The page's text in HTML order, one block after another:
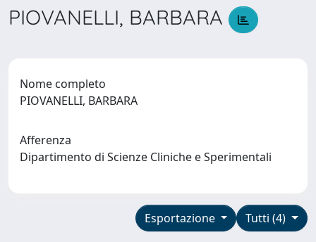
PIOVANELLI, BARBARA
Nome completo
PIOVANELLI, BARBARA
Afferenza
Dipartimento di Scienze Cliniche e Sperimentali
Tutti (4)
Esportazione